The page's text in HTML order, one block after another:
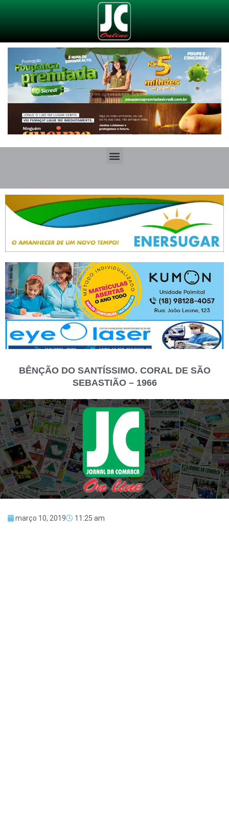
BÊNÇÃO DO SANTÍSSIMO. CORAL DE SÃO
SEBASTIÃO – 1966
março 10, 2019 11:25 am